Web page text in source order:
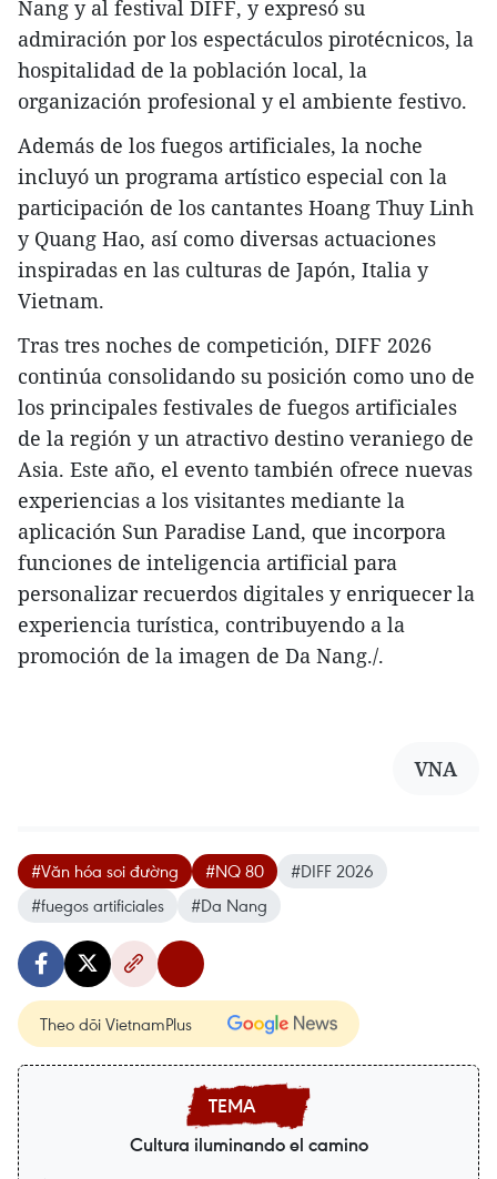
Nang y al festival DIFF, y expresó su
admiración por los espectáculos pirotécnicos, la
hospitalidad de la población local, la
organización profesional y el ambiente festivo.
Además de los fuegos artificiales, la noche
incluyó un programa artístico especial con la
participación de los cantantes Hoang Thuy Linh
y Quang Hao, así como diversas actuaciones
inspiradas en las culturas de Japón, Italia y
Vietnam.
Tras tres noches de competición, DIFF 2026
continúa consolidando su posición como uno de
los principales festivales de fuegos artificiales
de la región y un atractivo destino veraniego de
Asia. Este año, el evento también ofrece nuevas
experiencias a los visitantes mediante la
aplicación Sun Paradise Land, que incorpora
funciones de inteligencia artificial para
personalizar recuerdos digitales y enriquecer la
experiencia turística, contribuyendo a la
promoción de la imagen de Da Nang./.
VNA
#Văn hóa soi đường #NQ 80
#DIFF 2026
#fuegos artificiales
#Da Nang
Theo dõi VietnamPlus
Cultura iluminando el camino